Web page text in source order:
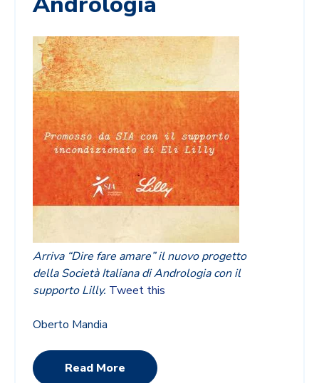
Arriva “Dire fare amare” il nuovo progetto
della Società Italiana di Andrologia con il
supporto Lilly. Tweet this
Oberto Mandia
Read More